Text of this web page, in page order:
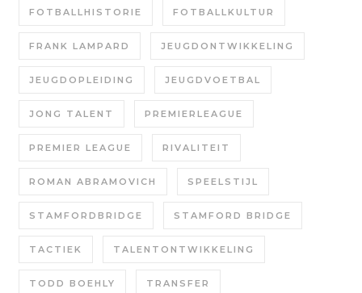
FOTBALLHISTORIE FOTBALLKULTUR
FRANK LAMPARD JEUGDONTWIKKELING
JEUGDOPLEIDING JEUGDVOETBAL
JONG TALENT PREMIERLEAGUE
PREMIER LEAGUE RIVALITEIT
ROMAN ABRAMOVICH SPEELSTIJL
STAMFORDBRIDGE STAMFORD BRIDGE
TACTIEK TALENTONTWIKKELING
TODD BOEHLY TRANSFER